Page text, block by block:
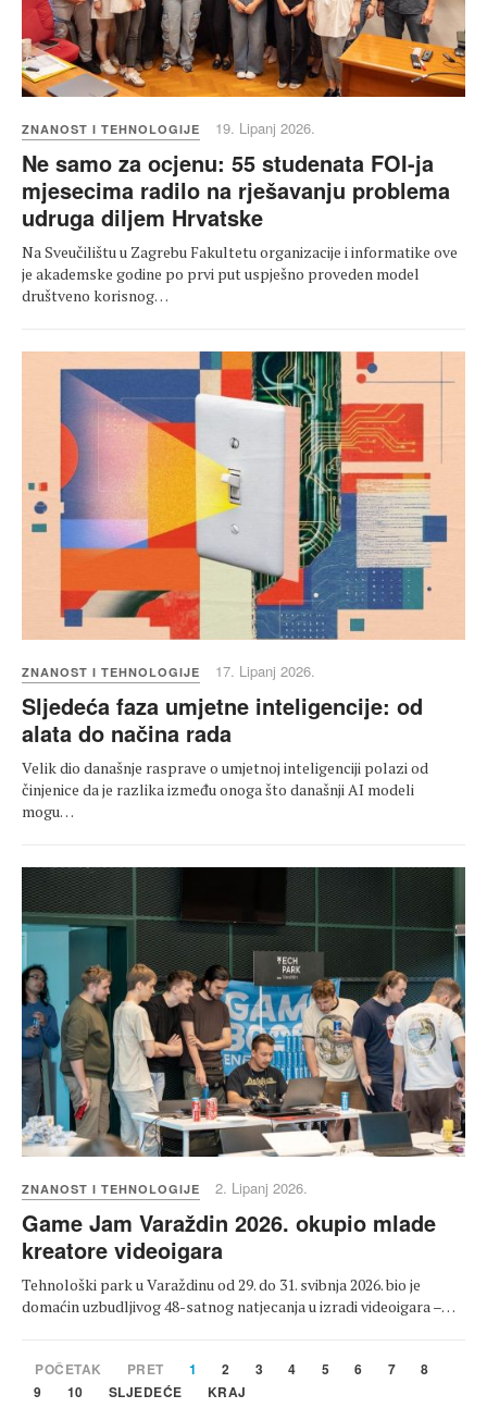
ZNANOST I TEHNOLOGIJE 19. Lipanj 2026.
Ne samo za ocjenu: 55 studenata FOI-ja
mjesecima radilo na rješavanju problema
udruga diljem Hrvatske
Na Sveučilištu u Zagrebu Fakultetu organizacije i informatike ove
je akademske godine po prvi put uspješno proveden model
društveno korisnog…
ZNANOST I TEHNOLOGIJE 17. Lipanj 2026.
Sljedeća faza umjetne inteligencije: od
alata do načina rada
Velik dio današnje rasprave o umjetnoj inteligenciji polazi od
činjenice da je razlika između onoga što današnji AI modeli
mogu…
ZNANOST I TEHNOLOGIJE 2. Lipanj 2026.
Game Jam Varaždin 2026. okupio mlade
kreatore videoigara
Tehnološki park u Varaždinu od 29. do 31. svibnja 2026. bio je
domaćin uzbudljivog 48-satnog natjecanja u izradi videoigara –…
POČETAK PRET 1 2 3 4 5 6 7
8
9
10 SLJEDEĆE KRAJ